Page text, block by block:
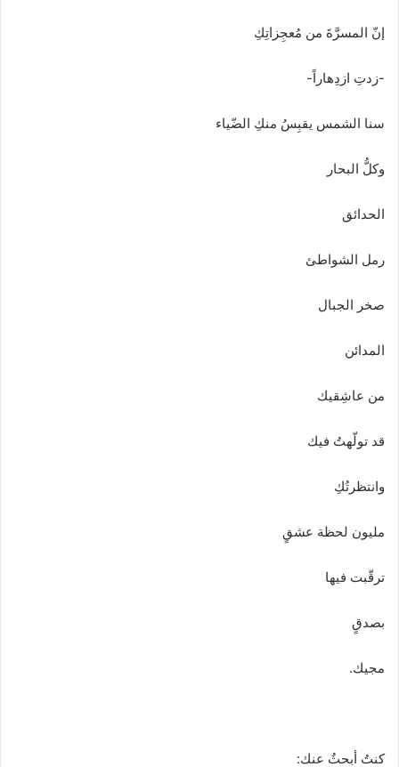
إنّ المسرَّةَ من مُعجِزاتِكِ
-زدتِ ازدِهاراً-
سنا الشمس يقبِسُ منكِ الضّياء
وكلُّ البحار
الحدائق
رمل الشواطئ
صخر الجبال
المدائن
من عاشِقيك
قد تولّهتُ فيك
وانتظرتُكِ
مليون لحظة عشقٍ
ترقّبت فيها
بصدقٍ
مجيك.
كنتُ أبحثُ عنك: